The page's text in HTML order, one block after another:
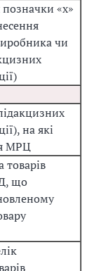
«х»
чи
на які
МРЦ
товарів
що